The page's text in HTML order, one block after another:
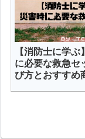
【消防士に学ぶ
に必要な救急セ
び方とおすすめ